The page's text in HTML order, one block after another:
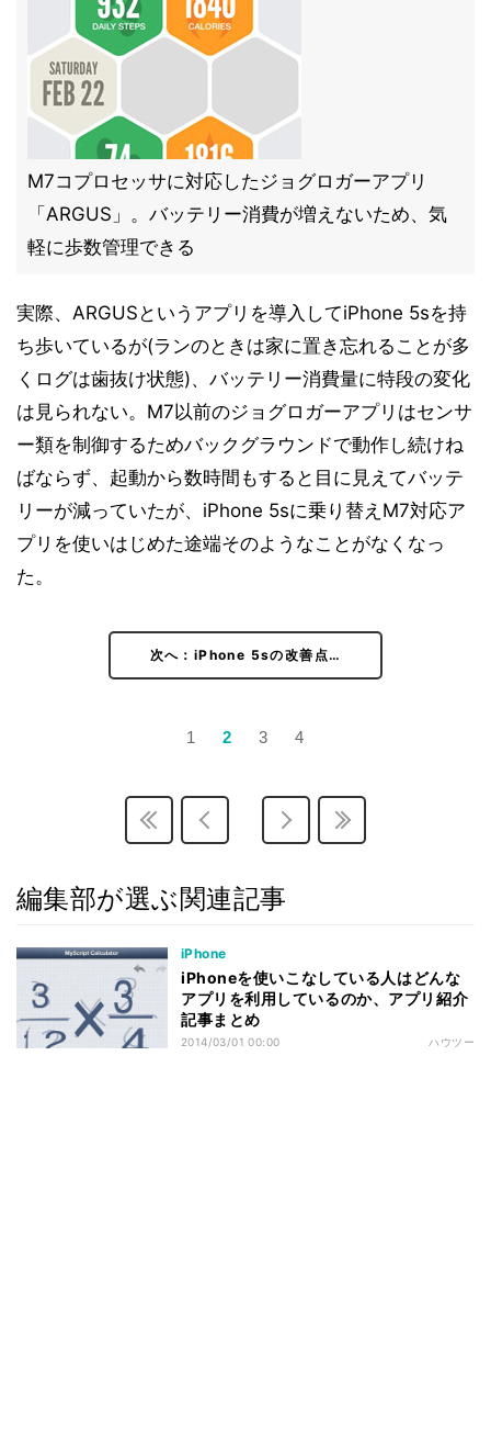
M7コプロセッサに対応したジョグロガーアプリ
「ARGUS」。バッテリー消費が増えないため、気
軽に歩数管理できる
実際、ARGUSというアプリを導入してiPhone 5sを持
ち歩いているが(ランのときは家に置き忘れることが多
くログは歯抜け状態)、バッテリー消費量に特段の変化
は見られない。M7以前のジョグロガーアプリはセンサ
ー類を制御するためバックグラウンドで動作し続けね
ばならず、起動から数時間もすると目に見えてバッテ
リーが減っていたが、iPhone 5sに乗り替えM7対応ア
プリを使いはじめた途端そのようなことがなくなっ
た。
次へ：iPhone 5sの改善点…
1 2 3 4
編集部が選ぶ関連記事
iPhone
iPhoneを使いこなしている人はどんな
アプリを利用しているのか、アプリ紹介
記事まとめ
2014/03/01 00:00 ハウツー